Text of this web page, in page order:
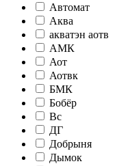
Автомат
Аква
акватэн аотв
АМК
Аот
Аотвк
БМК
Бобёр
Вс
ДГ
Добрыня
Дымок